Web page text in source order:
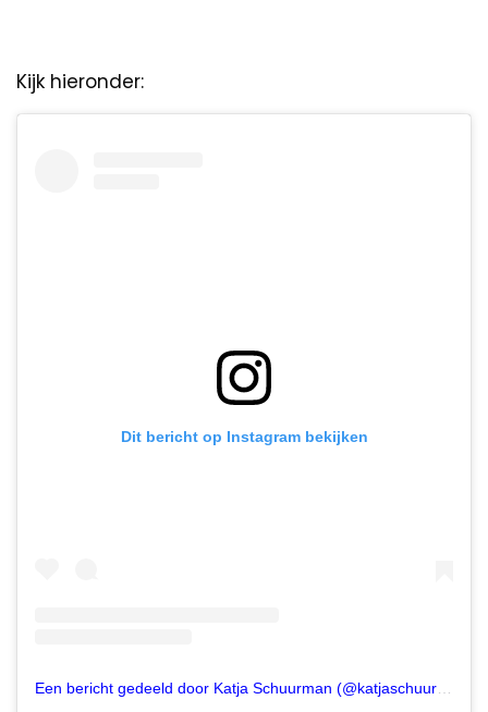
Kijk hieronder:
Dit bericht op Instagram bekijken